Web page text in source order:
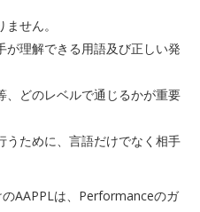
せん。
が理解できる用語及び正しい発
、どのレベルで通じるかが重要
うために、言語だけでなく相手
AAPPLは、Performanceのガ